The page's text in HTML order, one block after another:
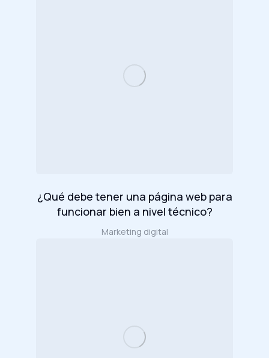
¿Qué debe tener una página web para
funcionar bien a nivel técnico?
Marketing digital